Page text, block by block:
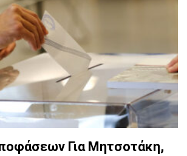
Για Μητσοτάκη,